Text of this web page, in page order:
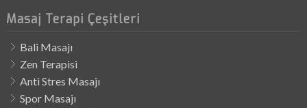
Masaj Terapi Çeşitleri
Bali Masajı
Zen Terapisi
Anti Stres Masajı
Spor Masajı